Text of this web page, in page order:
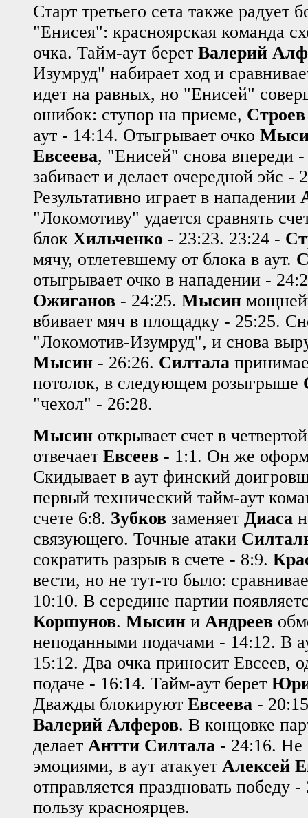
Старт третьего сета также радует
"Енисея": красноярская команда
очка. Тайм-аут берет Валерий
Изумруд" набирает ход и
идет на равных, но "Енисей"
ошибок: ступор на приеме, Строев
аут - 14:14. Отыгрывает очко
Евсеева, "Енисей" снова впереди
забивает и делает очередной эйс -
Результативно играет в нападении
"Локомотиву" удается сравнять
блок Хильченко - 23:23. 23:24 -
мячу, отлетевшему от блока в аут.
отыгрывает очко в нападении -
Ожиганов - 24:25. Мысин
вбивает мяч в площадку - 25:25.
"Локомотив-Изумруд", и снова
Мысин - 26:26. Силтала
потолок, в следующем розыгрыше
"чехол" - 26:28.
Мысин открывает счет в
отвечает Евсеев - 1:1. Он же
Скидывает в аут финский
первый технический тайм-аут
счете 6:8. Зубков заменяет Диаса
связующего. Точные атаки
сократить разрыв в счете - 8:9.
вести, но не тут-то было:
10:10. В середине партии
Коршунов. Мысин и Андреев
неподанными подачами - 14:12. В
15:12. Два очка приносит Евсеев,
подаче - 16:14. Тайм-аут берет
Дважды блокируют Евсеева -
Валерий Алферов. В концовке
делает Антти Силтала - 24:16. Не
эмоциями, в аут атакует Алексей
отправляется праздновать победу
пользу красноярцев.